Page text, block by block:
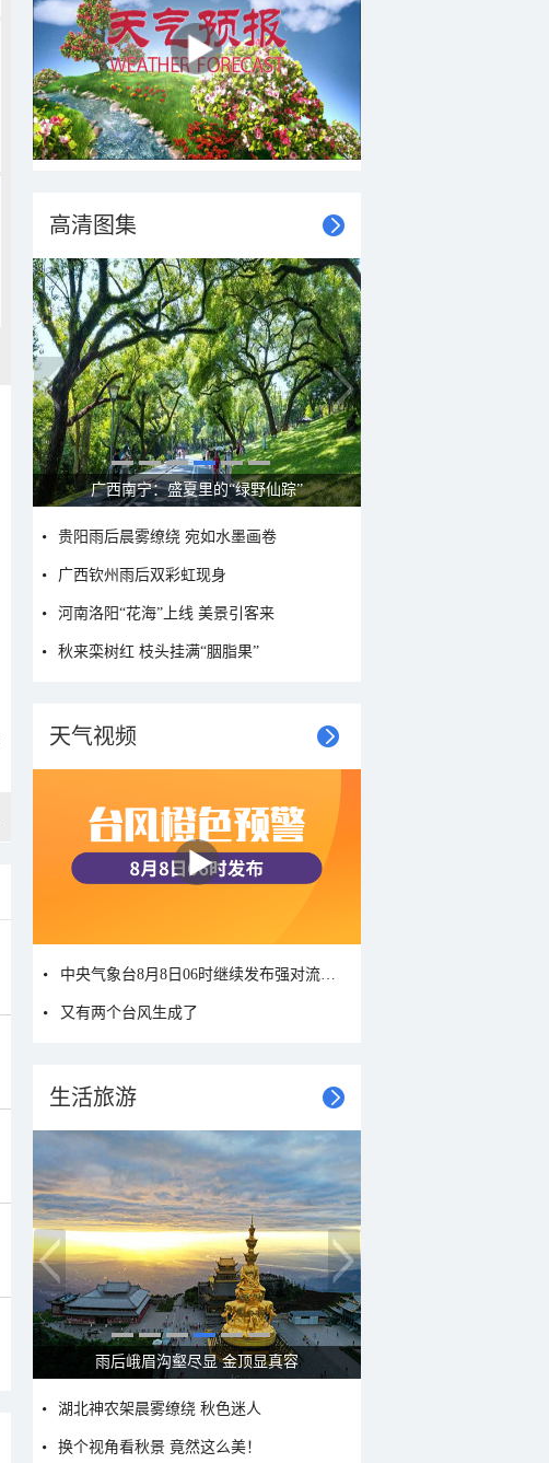
高清图集
广西南宁：盛夏里的“绿野仙踪”
贵阳雨后晨雾缭绕 宛如水墨画卷
广西钦州雨后双彩虹现身
河南洛阳“花海”上线 美景引客来
秋来栾树红 枝头挂满“胭脂果”
天气视频
又有两个台风生成了
生活旅游
雨后峨眉沟壑尽显 金顶显真容
湖北神农架晨雾缭绕 秋色迷人
换个视角看秋景 竟然这么美！